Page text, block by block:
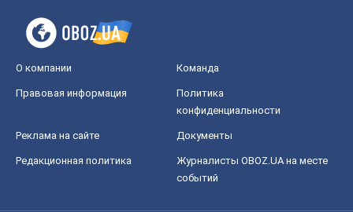
О компании Команда
Правовая информация
Политика
конфиденциальности
Реклама на сайте Документы
Редакционная политика
Журналисты OBOZ.UA на месте
событий